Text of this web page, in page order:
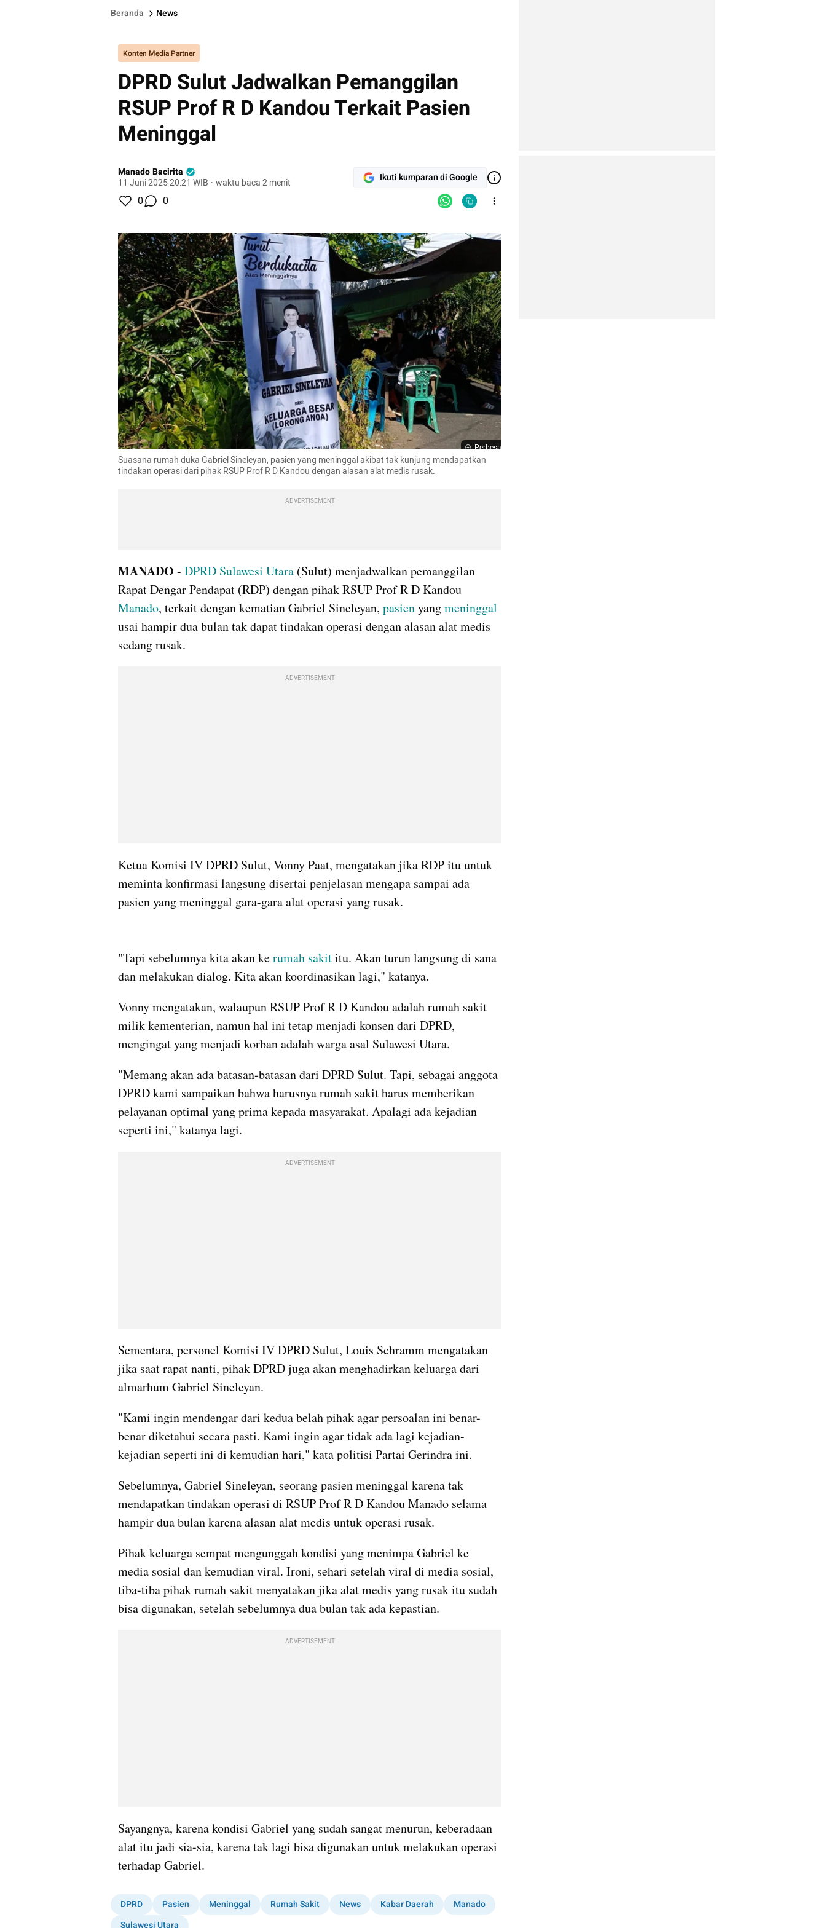
Beranda News
Konten Media Partner
DPRD Sulut Jadwalkan Pemanggilan
RSUP Prof R D Kandou Terkait Pasien
Meninggal
Manado Bacirita
11 Juni 2025 20:21 WIB · waktu baca 2 menit Ikuti kumparan di Google
0 0
Perbesar
Suasana rumah duka Gabriel Sineleyan, pasien yang meninggal akibat tak kunjung mendapatkan
tindakan operasi dari pihak RSUP Prof R D Kandou dengan alasan alat medis rusak.
ADVERTISEMENT
MANADO - DPRD Sulawesi Utara (Sulut) menjadwalkan pemanggilan
Manado, terkait dengan kematian Gabriel Sineleyan, pasien yang
usai hampir dua bulan tak dapat tindakan operasi dengan alasan alat medis
sedang rusak.
ADVERTISEMENT
Ketua Komisi IV DPRD Sulut, Vonny Paat, mengatakan jika RDP itu untuk
meminta konfirmasi langsung disertai penjelasan mengapa sampai ada
pasien yang meninggal gara-gara alat operasi yang rusak.
"Tapi sebelumnya kita akan ke rumah sakit itu. Akan turun langsung di sana
dan melakukan dialog. Kita akan koordinasikan lagi," katanya.
Vonny mengatakan, walaupun RSUP Prof R D Kandou adalah rumah sakit
milik kementerian, namun hal ini tetap menjadi konsen dari DPRD,
mengingat yang menjadi korban adalah warga asal Sulawesi Utara.
"Memang akan ada batasan-batasan dari DPRD Sulut. Tapi, sebagai anggota
DPRD kami sampaikan bahwa harusnya rumah sakit harus memberikan
pelayanan optimal yang prima kepada masyarakat. Apalagi ada kejadian
seperti ini," katanya lagi.
ADVERTISEMENT
Sementara, personel Komisi IV DPRD Sulut, Louis Schramm mengatakan
jika saat rapat nanti, pihak DPRD juga akan menghadirkan keluarga dari
almarhum Gabriel Sineleyan.
"Kami ingin mendengar dari kedua belah pihak agar persoalan ini benar-
benar diketahui secara pasti. Kami ingin agar tidak ada lagi kejadian-
kejadian seperti ini di kemudian hari," kata politisi Partai Gerindra ini.
Sebelumnya, Gabriel Sineleyan, seorang pasien meninggal karena tak
mendapatkan tindakan operasi di RSUP Prof R D Kandou Manado selama
hampir dua bulan karena alasan alat medis untuk operasi rusak.
Pihak keluarga sempat mengunggah kondisi yang menimpa Gabriel ke
media sosial dan kemudian viral. Ironi, sehari setelah viral di media sosial,
tiba-tiba pihak rumah sakit menyatakan jika alat medis yang rusak itu sudah
bisa digunakan, setelah sebelumnya dua bulan tak ada kepastian.
ADVERTISEMENT
Sayangnya, karena kondisi Gabriel yang sudah sangat menurun, keberadaan
alat itu jadi sia-sia, karena tak lagi bisa digunakan untuk melakukan operasi
terhadap Gabriel.
DPRD Pasien Meninggal Rumah Sakit News Kabar Daerah
Manado
Sulawesi Utara